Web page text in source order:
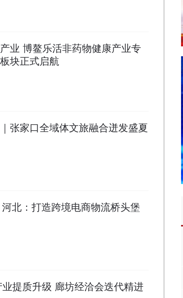
业 ​博鳌乐活非药物健康产业专
块正式启航
张家口全域体文旅融合迸发盛夏
北：打造跨境电商物流桥头堡
提质升级 廊坊经洽会迭代精进